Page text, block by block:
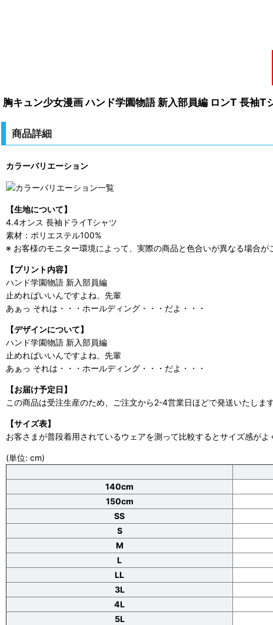
胸キュン少女漫画 ハンド学園物語 新入部員編 ロンT 長袖T
商品詳細
カラーバリエーション
【生地について】
4.4オンス 長袖ドライTシャツ
素材：ポリエステル100%
※ お客様のモニター環境によって、実際の商品と色合いが異なる場合が
【プリント内容】
ハンド学園物語 新入部員編
止めればいいんですよね、先輩
あぁっ それは・・・ホールディング・・・だよ・・・
【デザインについて】
ハンド学園物語 新入部員編
止めればいいんですよね、先輩
あぁっ それは・・・ホールディング・・・だよ・・・
【お届け予定日】
この商品は受注生産のため、ご注文から2-4営業日ほどで発送いたします
【サイズ表】
お客さまが普段着用されているウェアを測って比較するとサイズ感が
(単位: cm)
140cm
150cm
SS
S
M
L
LL
3L
4L
5L